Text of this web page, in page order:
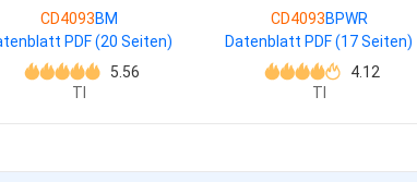
CD4093BM
PDF (20 Seiten)
5.56
TI
CD4093BPWR
Datenblatt PDF (17 Seiten)
4.12
TI